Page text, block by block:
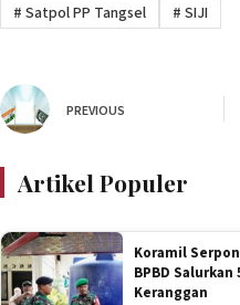
# Satpol PP Tangsel # SIJI
PREVIOUS
Artikel Populer
Koramil
BPBD
Keranggan